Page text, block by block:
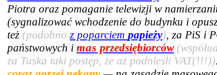
Piotra oraz pomaganie telewizji w
(sygnalizować wchodzenie do budynku i
też (podobno z poparciem papieży), za PiS i
państwowych i mas przedsiębiorców
za Tuska taki postęp, że aż podnieśli VAT(!!!))